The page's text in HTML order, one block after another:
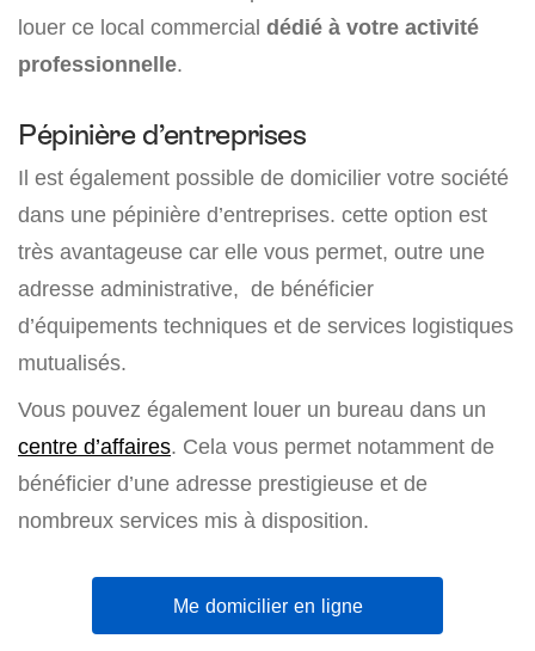
louer ce local commercial dédié à votre activité
professionnelle.
Pépinière d’entreprises
Il est également possible de domicilier votre société
dans une pépinière d’entreprises. cette option est
très avantageuse car elle vous permet, outre une
adresse administrative, de bénéficier
d’équipements techniques et de services logistiques
mutualisés.
Vous pouvez également louer un bureau dans un
centre d’affaires. Cela vous permet notamment de
bénéficier d’une adresse prestigieuse et de
nombreux services mis à disposition.
Me domicilier en ligne